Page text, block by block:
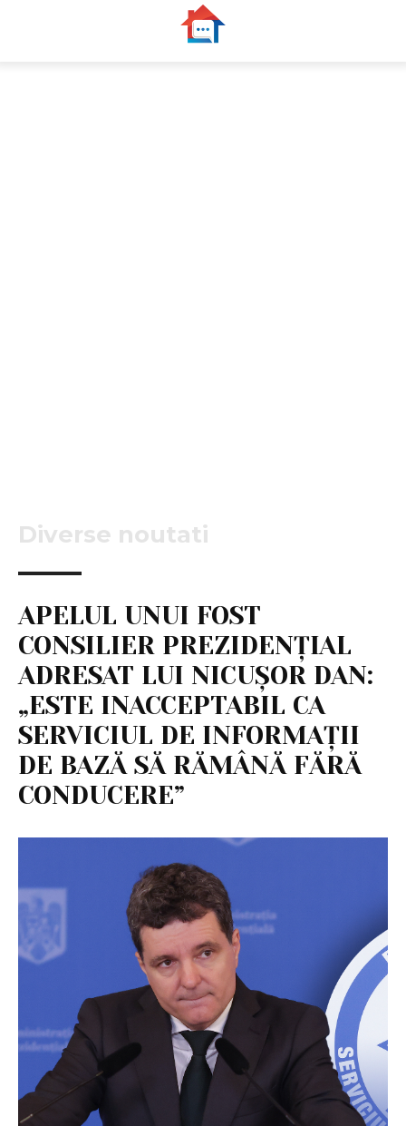
Diverse noutati
APELUL UNUI FOST
CONSILIER PREZIDENȚIAL
ADRESAT LUI NICUȘOR DAN:
„ESTE INACCEPTABIL CA
SERVICIUL DE INFORMAȚII
DE BAZĂ SĂ RĂMÂNĂ FĂRĂ
CONDUCERE”